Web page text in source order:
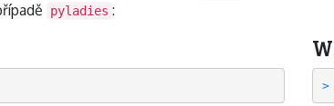
pyladies :
>